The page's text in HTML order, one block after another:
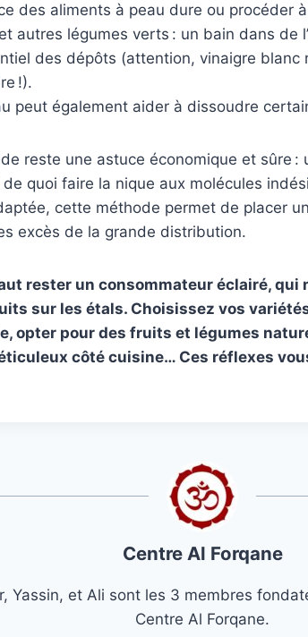
des aliments à peau dure ou procéder
autres légumes verts : un bain dans de
des dépôts (attention, vinaigre blanc
!).
peut également aider à dissoudre
reste une astuce économique et sûre :
quoi faire la nique aux molécules
cette méthode permet de placer
excès de la grande distribution.
rester un consommateur éclairé, qui
sur les étals. Choisissez vos
opter pour des fruits et légumes
côté cuisine… Ces réflexes
Centre Al Forqane
Yassin, et Ali sont les 3 membres
Centre Al Forqane.